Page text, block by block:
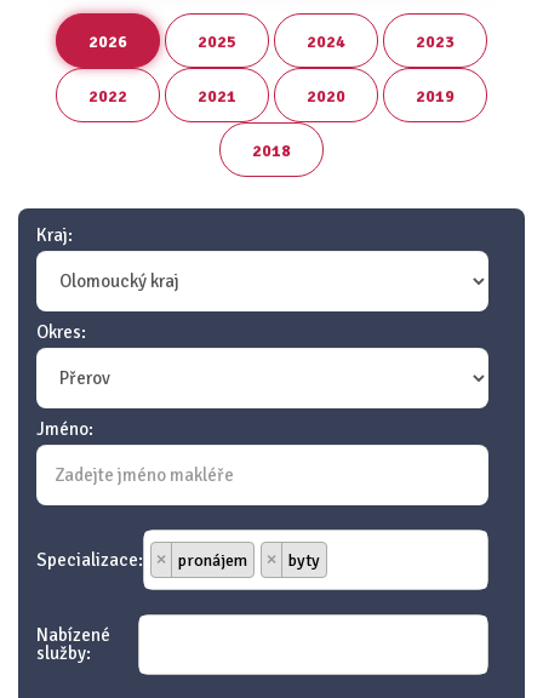
2026 2025 2024 2023
2022 2021 2020 2019
2018
Kraj:
Okres:
Jméno:
Specializace: × pronájem × byty
Nabízené
služby: